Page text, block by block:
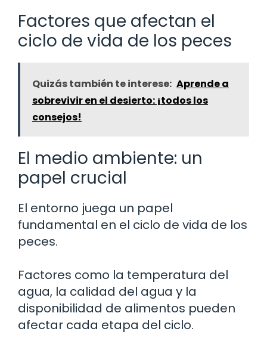
Factores que afectan el
ciclo de vida de los peces
Quizás también te interese: Aprende a
sobrevivir en el desierto: ¡todos los
consejos!
El medio ambiente: un
papel crucial
El entorno juega un papel
fundamental en el ciclo de vida de los
peces.
Factores como la temperatura del
agua, la calidad del agua y la
disponibilidad de alimentos pueden
afectar cada etapa del ciclo.